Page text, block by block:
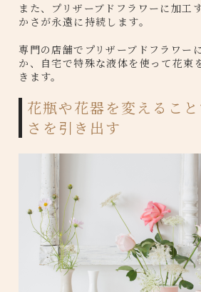
また、プリザーブドフラワーに加工
かさが永遠に持続します。
専門の店舗でプリザーブドフラワー
か、自宅で特殊な液体を使って花束
きます。
花瓶や花器を変えるこ
さを引き出す